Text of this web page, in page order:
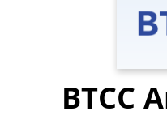
BTCC